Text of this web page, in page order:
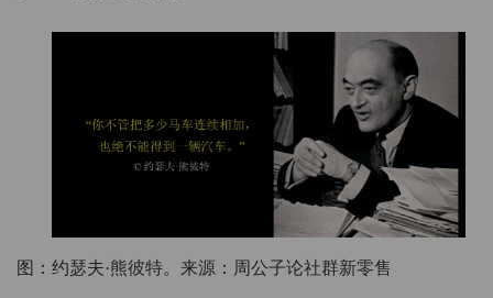
图：约瑟夫·熊彼特。来源：周公子论社群新零售